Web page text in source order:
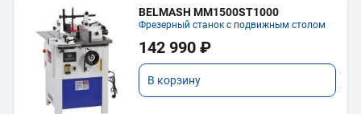
BELMASH MM1500ST1000
Фрезерный станок с подвижным столом
142 990 ₽
В корзину